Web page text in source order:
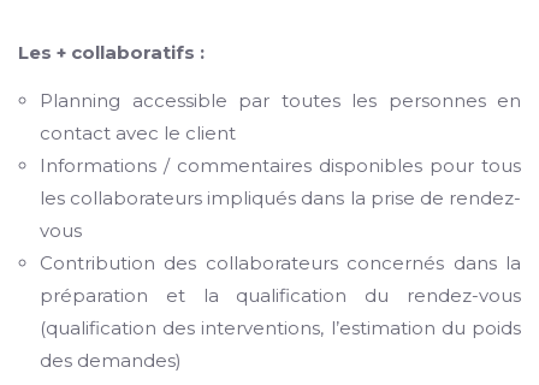
Les + collaboratifs :
Planning accessible par toutes les personnes en
contact avec le client
Informations / commentaires disponibles pour tous
les collaborateurs impliqués dans la prise de rendez-
vous
Contribution des collaborateurs concernés dans la
préparation et la qualification du rendez-vous
(qualification des interventions, l’estimation du poids
des demandes)